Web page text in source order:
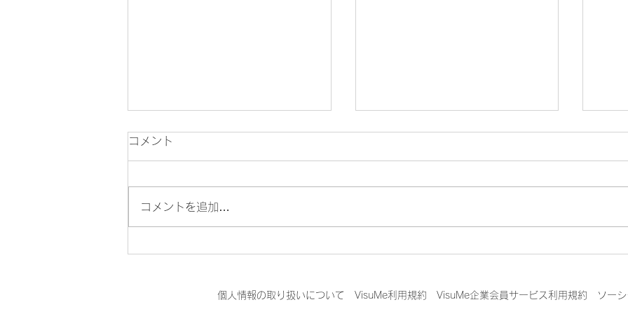
夏季休業のお知らせ
き厚くお礼申し上げます。 当財
団では、誠に勝手ながら下記日程
月12日(水) ～ 8月14日(金)
については、 営業開始日以降に
解散について
ざいます。 一般財団法人日本サ
議員会において、存続期間を
催】
次
6/10
が
コメント
コメントを追加…
個人情報の取り扱いについて VisuMe利用規約 VisuMe企業会員サービス利用規約 ソー